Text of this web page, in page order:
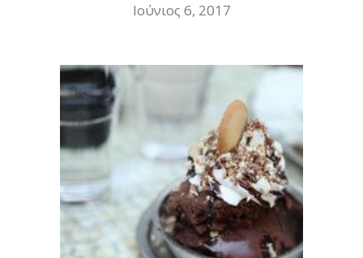
Ιούνιος 6, 2017